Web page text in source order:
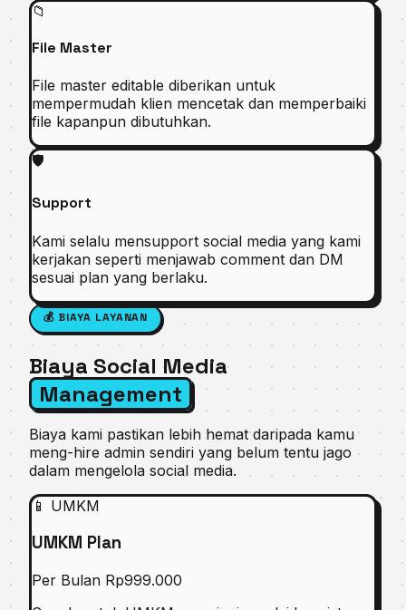
📁
File Master
File master editable diberikan untuk
mempermudah klien mencetak dan memperbaiki
file kapanpun dibutuhkan.
🛡️
Support
Kami selalu mensupport social media yang kami
kerjakan seperti menjawab comment dan DM
sesuai plan yang berlaku.
💰 BIAYA LAYANAN
Biaya Social Media
Management
Biaya kami pastikan lebih hemat daripada kamu
meng-hire admin sendiri yang belum tentu jago
dalam mengelola social media.
📱 UMKM
UMKM Plan
Per Bulan Rp999.000